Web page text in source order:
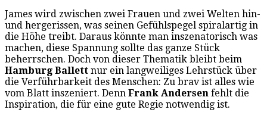
James wird zwischen zwei Frauen und zwei Welten hin-
und hergerissen, was seinen Gefühlspegel spiralartig in
die Höhe treibt. Daraus könnte man inszenatorisch was
machen, diese Spannung sollte das ganze Stück
beherrschen. Doch von dieser Thematik bleibt beim
Hamburg Ballett nur ein langweiliges Lehrstück über
die Verführbarkeit des Menschen: Zu brav ist alles wie
vom Blatt inszeniert. Denn Frank Andersen fehlt die
Inspiration, die für eine gute Regie notwendig ist.